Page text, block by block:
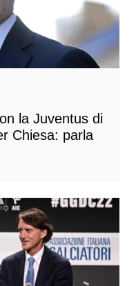
la Juventus di
Chiesa: parla